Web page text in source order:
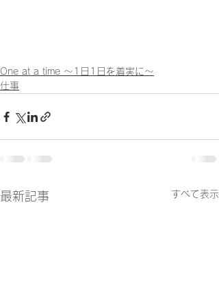
One at a time ～1日1日を着実に～
仕事
最新記事 すべて表示